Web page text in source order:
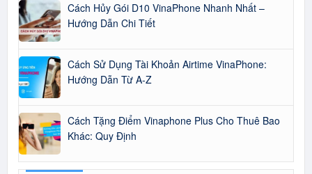
Cách Hủy Gói D10 VinaPhone Nhanh Nhất –
Hướng Dẫn Chi Tiết
Cách Sử Dụng Tài Khoản Airtime VinaPhone:
Hướng Dẫn Từ A-Z
Cách Tặng Điểm Vinaphone Plus Cho Thuê Bao
Khác: Quy Định